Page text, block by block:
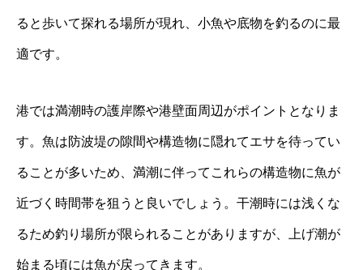
ると歩いて探れる場所が現れ、小魚や底物を釣るのに最
適です。
港では満潮時の護岸際や港壁面周辺がポイントとなりま
す。魚は防波堤の隙間や構造物に隠れてエサを待ってい
ることが多いため、満潮に伴ってこれらの構造物に魚が
近づく時間帯を狙うと良いでしょう。干潮時には浅くな
るため釣り場所が限られることがありますが、上げ潮が
始まる頃には魚が戻ってきます。